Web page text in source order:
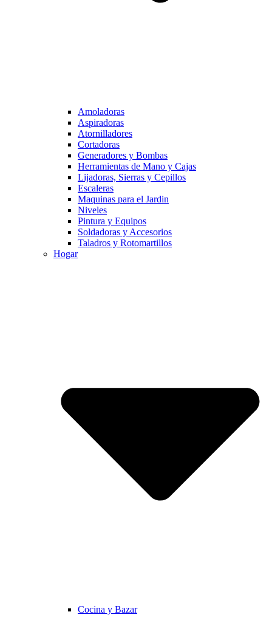
Amoladoras
Aspiradoras
Atornilladores
Cortadoras
Generadores y Bombas
Herramientas de Mano y Cajas
Lijadoras, Sierras y Cepillos
Escaleras
Maquinas para el Jardin
Niveles
Pintura y Equipos
Soldadoras y Accesorios
Taladros y Rotomartillos
Hogar
Cocina y Bazar